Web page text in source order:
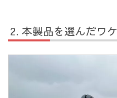
本製品を選んだワケ